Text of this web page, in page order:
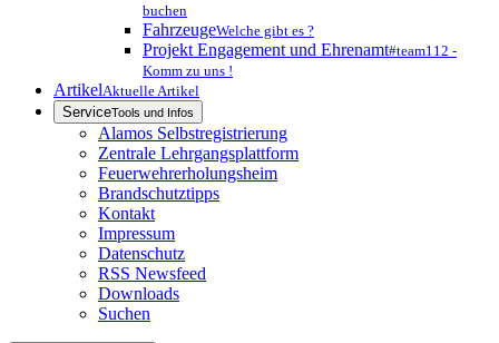
buchen
FahrzeugeWelche gibt es ?
Projekt Engagement und Ehrenamt#team112 -
Komm zu uns !
ArtikelAktuelle Artikel
ServiceTools und Infos
Alamos Selbstregistrierung
Zentrale Lehrgangsplattform
Feuerwehrerholungsheim
Brandschutztipps
Kontakt
Impressum
Datenschutz
RSS Newsfeed
Downloads
Suchen